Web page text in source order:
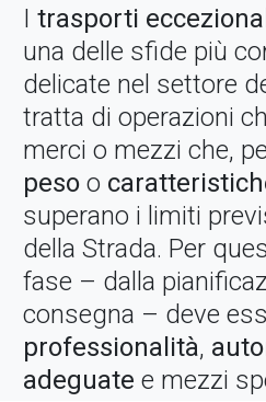
I trasporti
una delle sfide più
delicate nel settore
tratta di operazioni
merci o mezzi che,
pesoo
superano i limiti
della Strada. Per
fase – dalla
consegna – deve
professionalità,
adeguate e mezzi